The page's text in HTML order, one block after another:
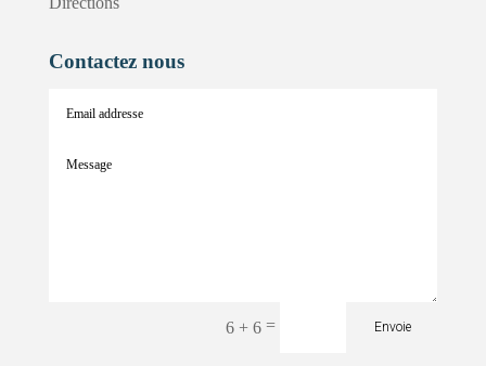
Contactez nous
6 + 6= Envoie